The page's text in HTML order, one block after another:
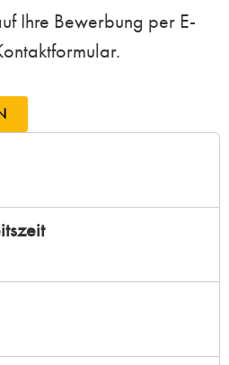
Ihre Bewerbung per E-